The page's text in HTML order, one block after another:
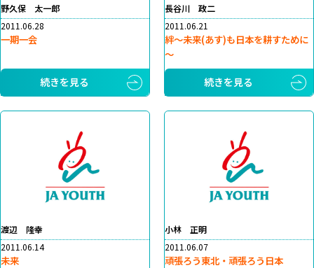
野久保 太一郎
2011.06.28
一期一会
続きを見る
長谷川 政二
2011.06.21
絆～未来(あす)も日本を耕すために
～
続きを見る
渡辺 隆幸
2011.06.14
未来
小林 正明
2011.06.07
頑張ろう東北・頑張ろう日本